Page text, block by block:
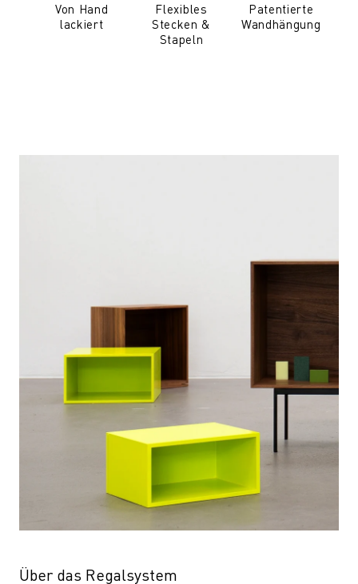
Von Hand
lackiert
Flexibles
Stecken &
Stapeln
Patentierte
Wandhängung
Über das Regalsystem